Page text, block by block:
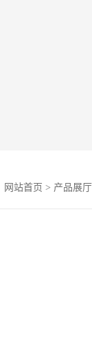
网站首页 > 产品展厅